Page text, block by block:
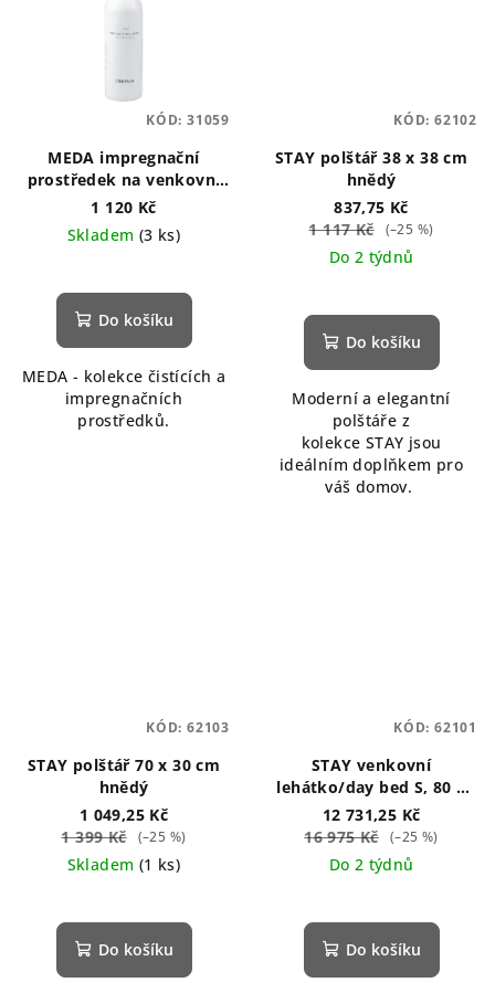
MEDA impregnační
prostředek na venkovní
textil
1 120 Kč
Skladem (3 ks)
Do košíku
MEDA - kolekce čistících a
impregnačních
prostředků.
KÓD: 31059
STAY polštář 38 x 38 cm
hnědý
837,75 Kč
1 117 Kč
(–25 %)
Do 2 týdnů
Do košíku
Moderní a elegantní
polštáře z
kolekce STAY jsou
ideálním doplňkem pro
váš domov.
KÓD: 62102
STAY polštář 70 x 30 cm
hnědý
1 049,25 Kč
1 399 Kč
(–25 %)
Skladem (1 ks)
Do košíku
KÓD: 62103
STAY venkovní
lehátko/day bed S, 80 x
190 cm hnědé
12 731,25 Kč
16 975 Kč (–25 %)
Do 2 týdnů
Do košíku
KÓD: 62101